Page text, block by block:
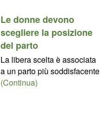
Le donne devono
scegliere la posizione
del parto
La libera scelta è associata
a un parto più soddisfacente
(Continua)